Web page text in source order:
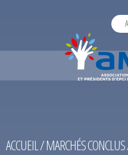
ACCUEIL/MARCHÉS CONCLUS